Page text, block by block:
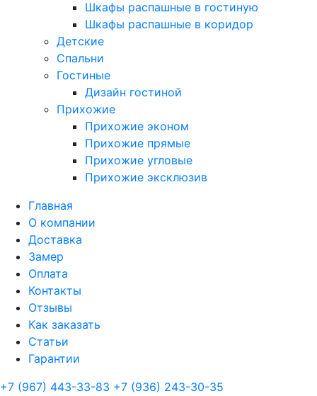
Шкафы распашные в гостиную
Шкафы распашные в коридор
Детские
Спальни
Гостиные
Дизайн гостиной
Прихожие
Прихожие эконом
Прихожие прямые
Прихожие угловые
Прихожие эксклюзив
Главная
О компании
Доставка
Замер
Оплата
Контакты
Отзывы
Как заказать
Статьи
Гарантии
+7 (967) 443-33-83 +7 (936) 243-30-35